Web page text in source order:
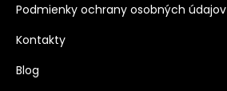
Podmienky ochrany osobných údajov
Kontakty
Blog